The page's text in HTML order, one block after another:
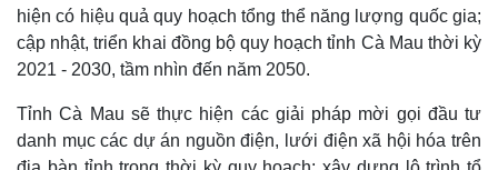
hiện có hiệu quả quy hoạch tổng thể năng lượng quốc gia;
cập nhật, triển khai đồng bộ quy hoạch tỉnh Cà Mau thời kỳ
2021 - 2030, tầm nhìn đến năm 2050.
Tỉnh Cà Mau sẽ thực hiện các giải pháp mời gọi đầu tư
danh mục các dự án nguồn điện, lưới điện xã hội hóa trên